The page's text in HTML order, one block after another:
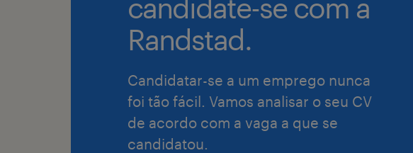
candidate-se com a
Randstad.
Candidatar-se a um emprego nunca
foi tão fácil. Vamos analisar o seu CV
de acordo com a vaga a que se
candidatou.